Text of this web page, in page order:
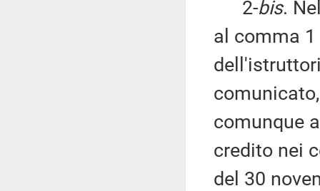
2-bis.
al comma
comunque
credito nei
del 30